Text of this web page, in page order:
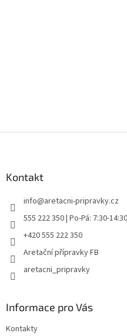
Kontakt
info@aretacni-pripravky.cz
555 222 350 | Po-Pá: 7:30-
+420 555 222 350
Aretační přípravky FB
aretacni_pripravky
Informace pro Vás
Kontakty